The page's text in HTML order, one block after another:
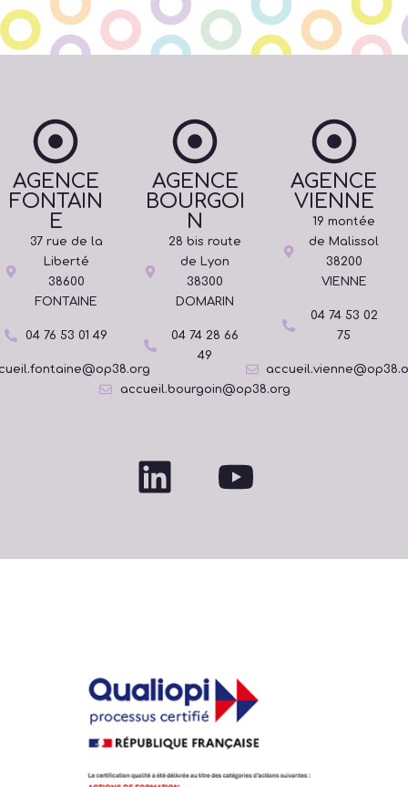
AGENCE
FONTAIN
E
37 rue de la
Liberté
38600
FONTAINE
04 76 53 01 49
AGENCE
BOURGOI
N
28 bis route
de Lyon
38300
DOMARIN
04 74 28 66
49
accueil.bourgoin@op38.org
AGENCE
VIENNE
19 montée
de Malissol
38200
VIENNE
04 74 53 02
75